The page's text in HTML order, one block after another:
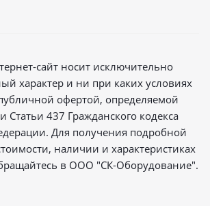
сайт носит исключительно
характер и ни при каких условиях
офертой, определяемой
Статьи 437 Гражданского кодекса
Для получения подробной
наличии и характеристиках
в ООО "СК-Оборудование".